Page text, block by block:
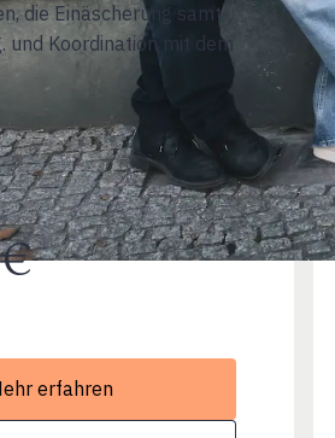
die Einäscherung samt
und Koordination mit dem
erfahren